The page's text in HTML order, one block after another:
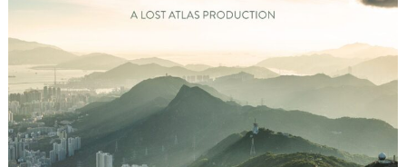
size.size.size.